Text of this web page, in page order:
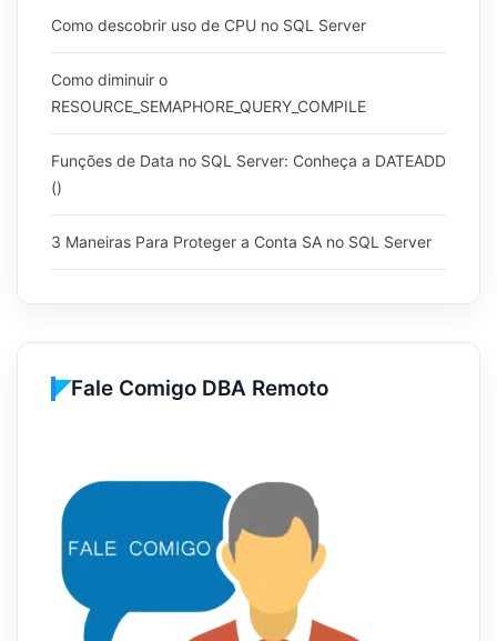
Como descobrir uso de CPU no SQL Server
Como diminuir o
RESOURCE_SEMAPHORE_QUERY_COMPILE
Funções de Data no SQL Server: Conheça a DATEADD
()
3 Maneiras Para Proteger a Conta SA no SQL Server
Fale Comigo DBA Remoto